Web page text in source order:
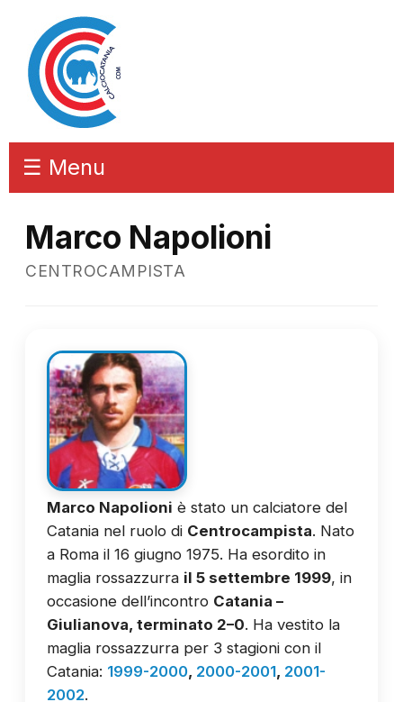
☰ Menu
Marco Napolioni
CENTROCAMPISTA
Marco Napolioni è stato un calciatore del
Catania nel ruolo di Centrocampista. Nato
a Roma il 16 giugno 1975. Ha esordito in
maglia rossazzurra il 5 settembre 1999, in
occasione dell’incontro Catania –
Giulianova, terminato 2–0. Ha vestito la
maglia rossazzurra per 3 stagioni con il
Catania: 1999-2000, 2000-2001, 2001-
2002.